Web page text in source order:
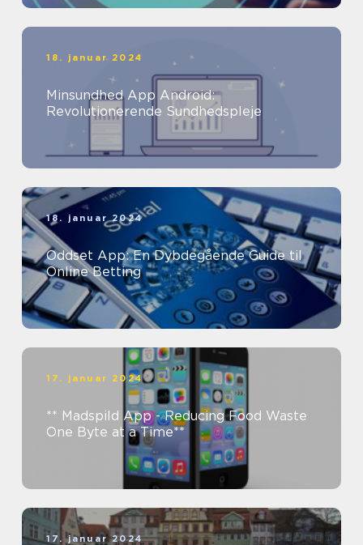
18. januar 2024
Minsundhed App Android:
Revolutionerende Sundhedspleje
18. januar 2024
Oddset App: En Dybdegående Guide til
Online Betting
17. januar 2024
** Madspild App - Reducing Food Waste
One Byte at a Time**
17. januar 2024